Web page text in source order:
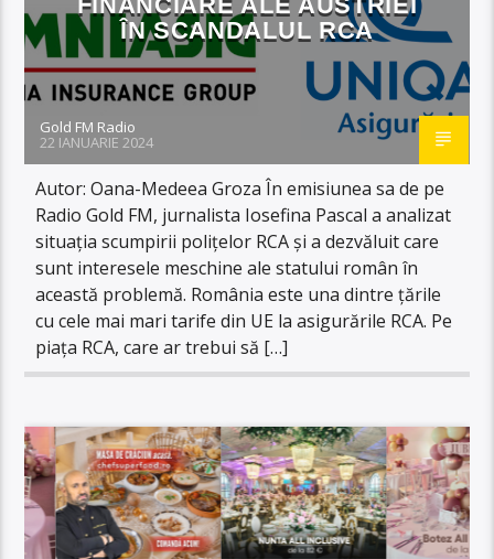
ÎN SCANDALUL RCA
Gold FM Radio
22 IANUARIE 2024
Autor: Oana-Medeea Groza În emisiunea sa de pe
Radio Gold FM, jurnalista Iosefina Pascal a analizat
situația scumpirii polițelor RCA și a dezvăluit care
sunt interesele meschine ale statului român în
această problemă. România este una dintre țările
cu cele mai mari tarife din UE la asigurările RCA. Pe
piața RCA, care ar trebui să […]